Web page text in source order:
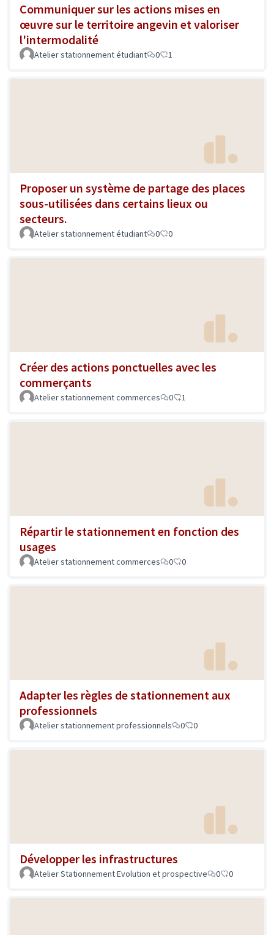
Communiquer sur les actions mises en
œuvre sur le territoire angevin et valoriser
l'intermodalité
Atelier stationnement étudiant 0 1
Proposer un système de partage des places
sous-utilisées dans certains lieux ou
secteurs.
Atelier stationnement étudiant 0 0
Créer des actions ponctuelles avec les
commerçants
Atelier stationnement commerces 0 1
Répartir le stationnement en fonction des
usages
Atelier stationnement commerces 0 0
Adapter les règles de stationnement aux
professionnels
Atelier stationnement professionnels 0 0
Développer les infrastructures
Atelier Stationnement Evolution et prospective 0 0